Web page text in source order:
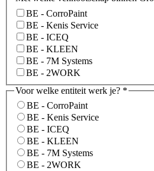
BE - CorroPaint
BE - Kenis Service
BE - ICEQ
BE - KLEEN
BE - 7M Systems
BE - 2WORK
Voor welke entiteit werk je? *
BE - CorroPaint
BE - Kenis Service
BE - ICEQ
BE - KLEEN
BE - 7M Systems
BE - 2WORK